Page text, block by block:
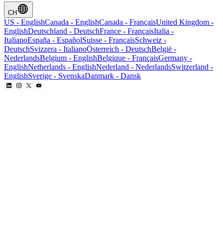
CH
US - EnglishCanada - EnglishCanada - FrançaisUnited Kingdom -
EnglishDeutschland - DeutschFrance - FrançaisItalia -
ItalianoEspaña - EspañolSuisse - FrançaisSchweiz -
DeutschSvizzera - ItalianoÖsterreich - DeutschBelgië -
NederlandsBelgium - EnglishBelgique - FrançaisGermany -
EnglishNetherlands - EnglishNederland - NederlandsSwitzerland -
EnglishSverige - SvenskaDanmark - Dansk